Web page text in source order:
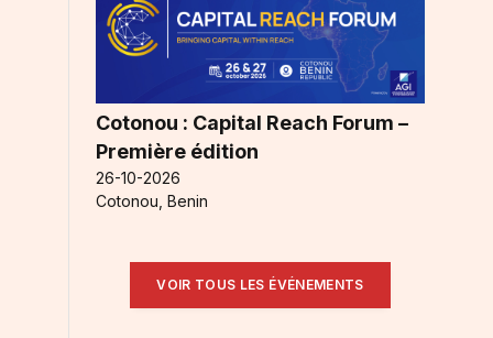
Cotonou : Capital Reach Forum –
Première édition
26-10-2026
Cotonou, Benin
VOIR TOUS LES ÉVÉNEMENTS